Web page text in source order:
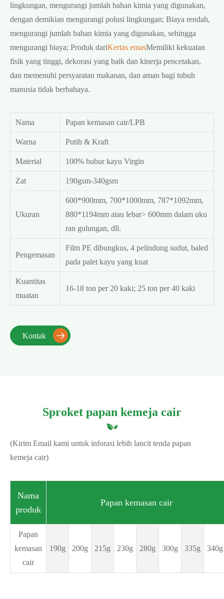
lingkungan, mengurangi jumlah bahan kimia yang digunakan,
dengan demikian mengurangi polusi lingkungan; Biaya rendah,
mengurangi jumlah bahan kimia yang digunakan, sehingga
mengurangi biaya; Produk dariKertas emasMemiliki kekuatan
fisik yang tinggi, dekorasi yang baik dan kinerja pencetakan,
dan memenuhi persyaratan makanan, dan aman bagi tubuh
manusia tidak berbahaya.
Nama Papan kemasan cair/LPB
Warna Putih & Kraft
Material 100% bubur kayu Virgin
Zat 190gsm-340gsm
Ukuran
600*900mm, 700*1000mm, 787*1092mm,
880*1194mm atau lebar> 600mm dalam uku
ran gulungan, dll.
Pengemasan
Film PE dibungkus, 4 pelindung sudut, baled
pada palet kayu yang kuat
Kuantitas
muatan
16-18 ton per 20 kaki; 25 ton per 40 kaki
Kontak 
Sproket papan kemeja cair
(Kirim Email kami untuk inforasi lebih lancit tenda papan
kemeja cair)
Nama
produk
Papan kemasan cair
Papan
kemasan
cair
190g 200g 215g 230g 280g 300g 335g 340g